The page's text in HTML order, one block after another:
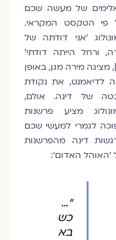
של מעשה שכם
פי הטקסט המקראי.
'אני דודתה של
ורחל הייתה דודתי'
מציגה מירה מגן, באופן
לדיאמנט, את נקודת
של דינה. אולם,
מציע פרשנות
לגמרי למעשי שכם
דינה מהפרשנות
'האוהל האדום':
"…
כש
בא